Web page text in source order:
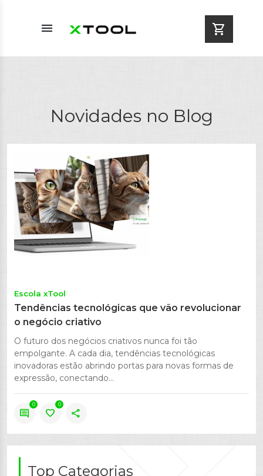
menu shopping_cart
Novidades no Blog
Escola xTool
Tendências tecnológicas que vão revolucionar
o negócio criativo
O futuro dos negócios criativos nunca foi tão
empolgante. A cada dia, tendências tecnológicas
inovadoras estão abrindo portas para novas formas de
expressão, conectando...
comment
0
favorite
0
share
Top Categorias